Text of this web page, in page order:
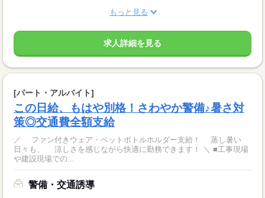
もっと見る
求人詳細を見る
[パート・アルバイト]
この日給、もはや別格！さわやか警備♪暑さ対
策◎交通費全額支給
／ ファン付きウェア・ペットボトルホルダー支給！ 蒸し暑い
日々も、 涼しさを感じながら快適に勤務できます！ ＼ ■工事現場
や建設現場での...
警備・交通誘導